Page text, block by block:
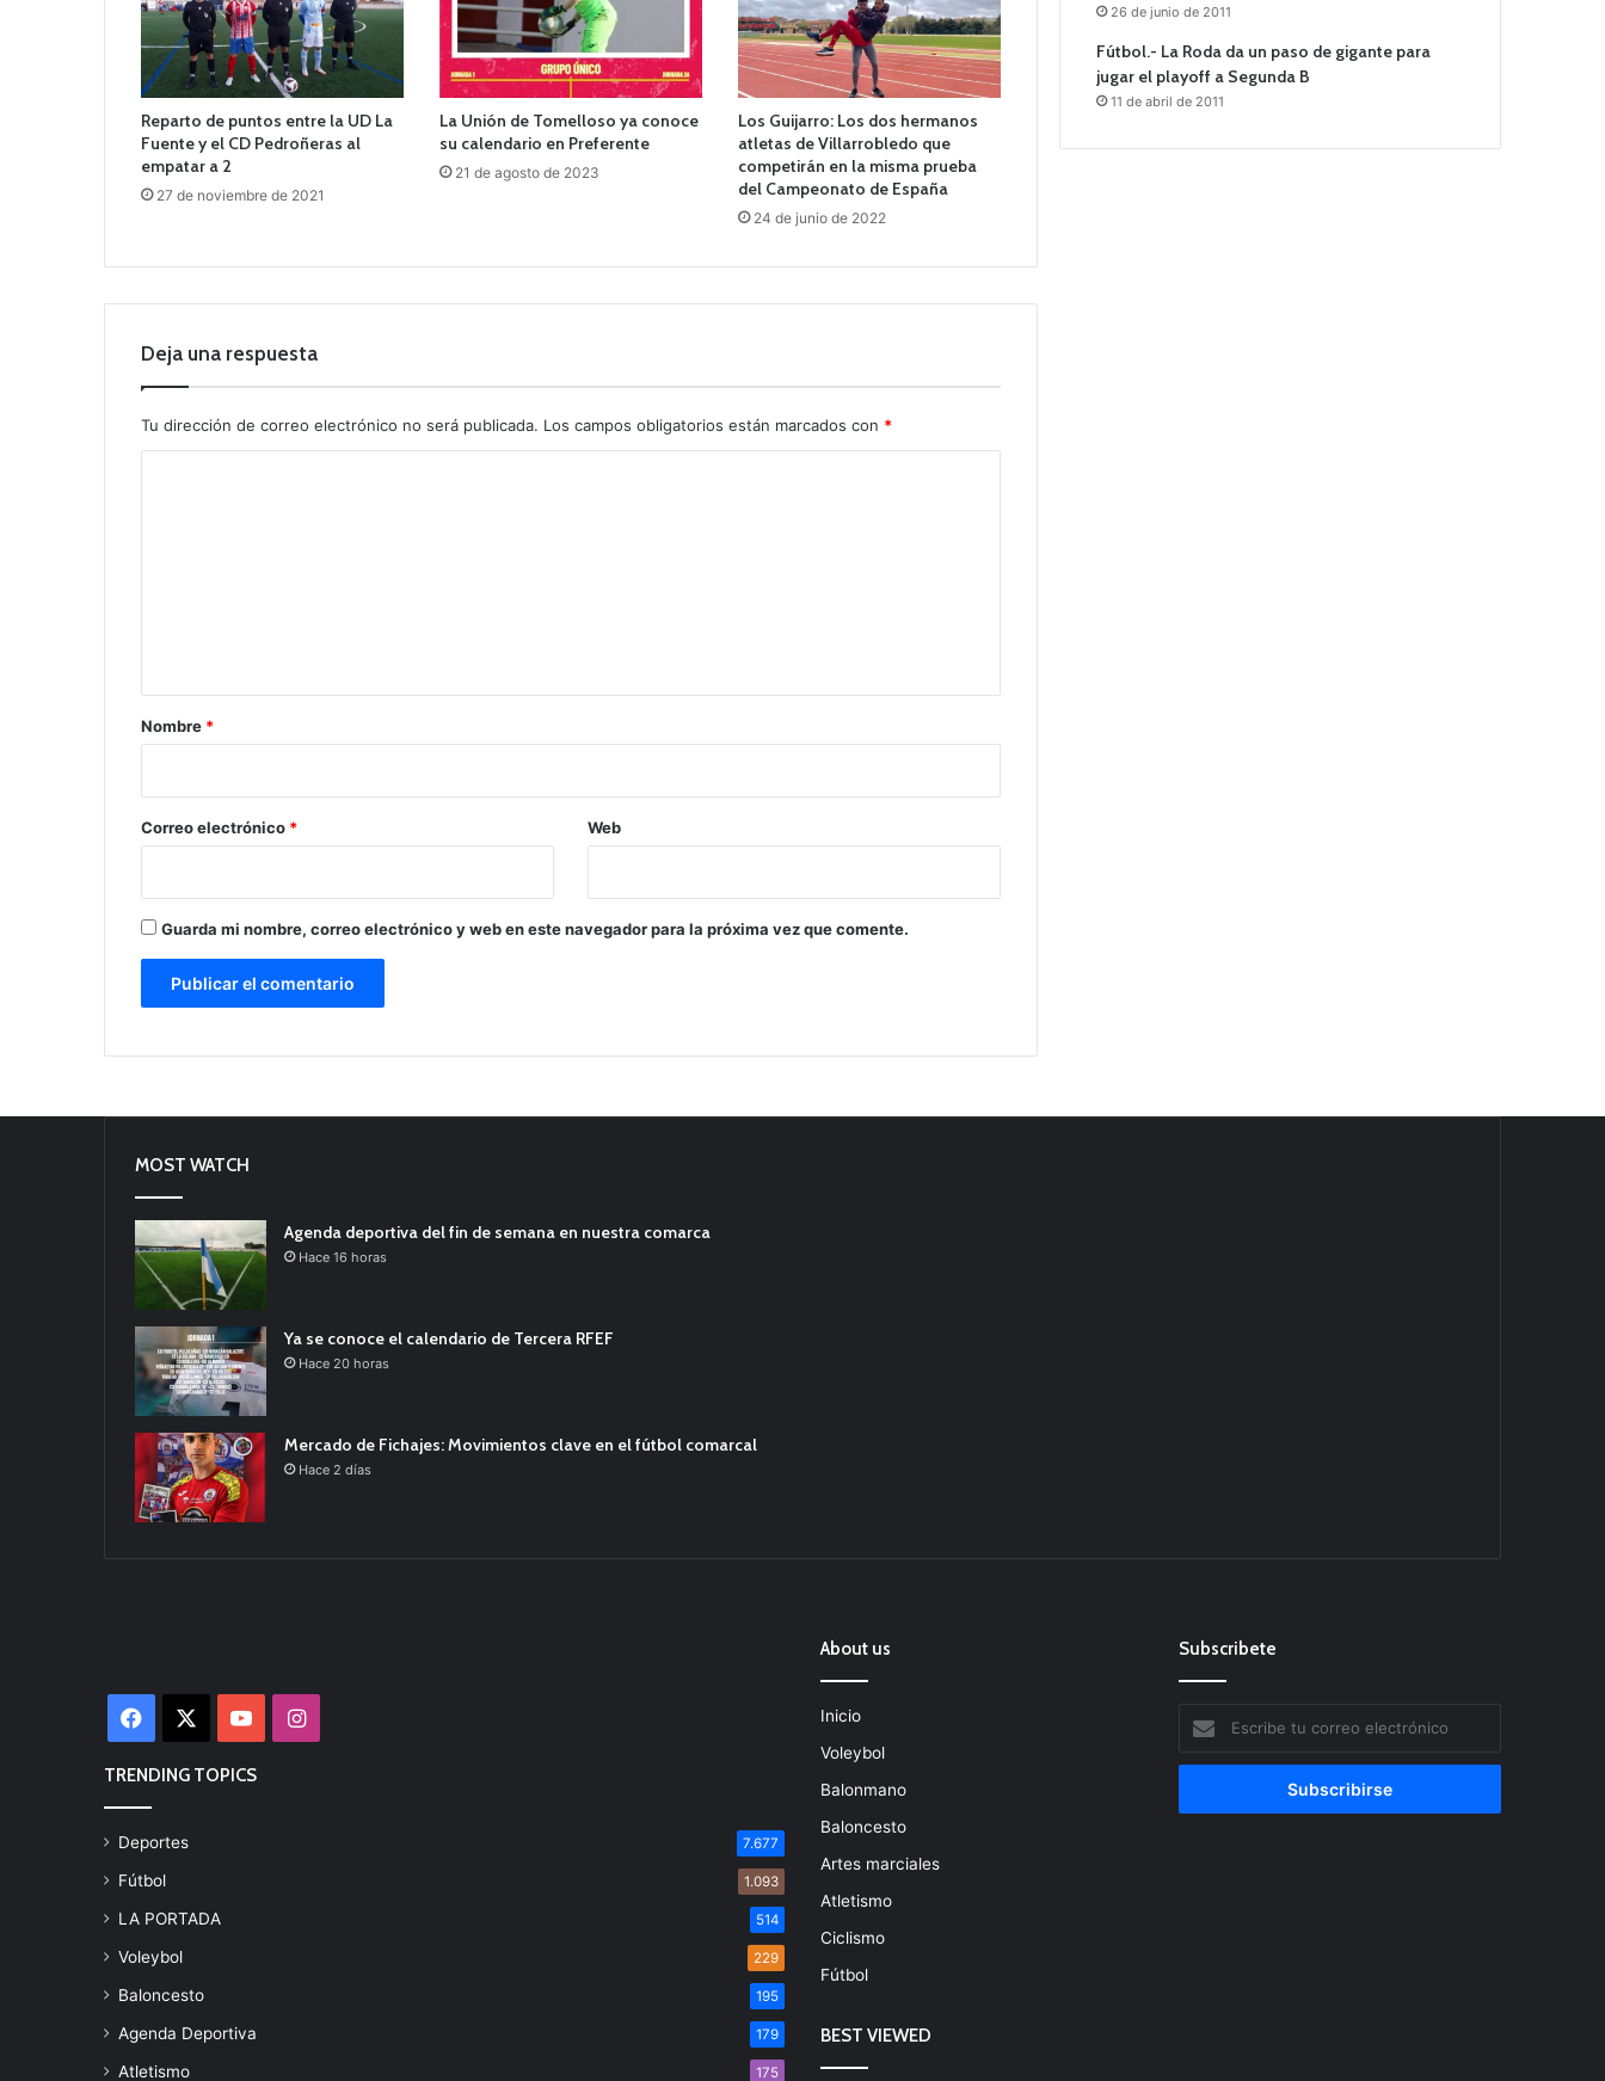
Reparto de puntos entre la UD La
Fuente y el CD Pedroñeras al
empatar a 2
27 de noviembre de 2021
La Unión de Tomelloso ya conoce
su calendario en Preferente
21 de agosto de 2023
Los Guijarro: Los dos hermanos
atletas de Villarrobledo que
competirán en la misma prueba
del Campeonato de España
24 de junio de 2022
Deja una respuesta
Tu dirección de correo electrónico no será publicada. Los campos obligatorios están marcados con *
r
*
Nombre *
Correo electrónico * Web
Guarda mi nombre, correo electrónico y web en este navegador para la próxima vez que comente.
26 de junio de 2011
Fútbol.- La Roda da un paso de gigante para
jugar el playoff a Segunda B
11 de abril de 2011
MOST WATCH
Agenda deportiva del fin de semana en nuestra comarca
Hace 16 horas
Ya se conoce el calendario de Tercera RFEF
Hace 20 horas
Mercado de Fichajes: Movimientos clave en el fútbol comarcal
Hace 2 días
Facebook YouTubeInstagram
TRENDING TOPICS
Deportes 7.677
Fútbol 1.093
LA PORTADA 514
Voleybol 229
Baloncesto 195
Agenda Deportiva 179
Atletismo 175
About us
Inicio
Voleybol
Balonmano
Baloncesto
Artes marciales
Atletismo
Ciclismo
Fútbol
BEST VIEWED
Subscribete
tu
correo